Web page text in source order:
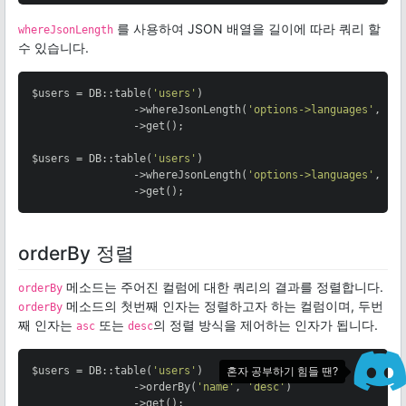
whereJsonLength 를 사용하여 JSON 배열을 길이에 따라 쿼리 할
수 있습니다.
$users = DB::table( 'users' )
                ->whereJsonLength(
'options->languages' ,
                ->get();
$users = DB::table( 'users' )
                ->whereJsonLength(
'options->languages' ,
                ->get();
orderBy 정렬
orderBy 메소드는 주어진 컬럼에 대한 쿼리의 결과를 정렬합니다.
orderBy 메소드의 첫번째 인자는 정렬하고자 하는 컬럼이며, 두번
째 인자는 asc 또는 desc의 정렬 방식을 제어하는 인자가 됩니다.
$users = DB::table( 'users' )
                ->orderBy(
'name', 'desc')
                ->get();
혼자 공부하기 힘들 땐?